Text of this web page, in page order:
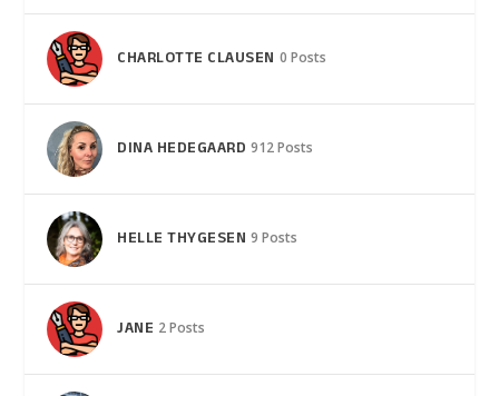
CHARLOTTE CLAUSEN 0 Posts
DINA HEDEGAARD 912 Posts
HELLE THYGESEN 9 Posts
JANE 2 Posts